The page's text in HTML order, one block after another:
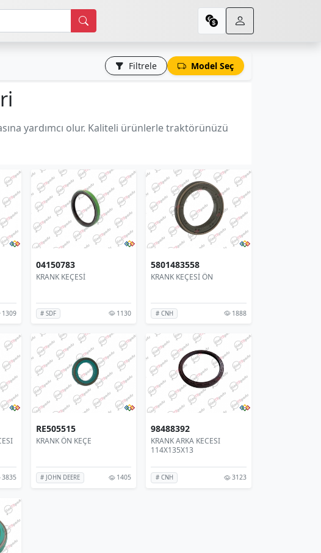
Filtrele Model Seç
yardımcı olur. Kaliteli ürünlerle traktörünüzü
1309
04150783
KRANK KEÇESİ
# SDF 1130
5801483558
KRANK KEÇESİ ÖN
# CNH 1888
3835
RE505515
KRANK ÖN KEÇE
# JOHN DEERE 1405
98488392
KRANK ARKA KECESI
114X135X13
# CNH 3123